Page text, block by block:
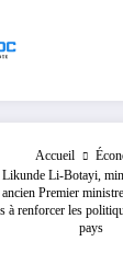
Accueil
Li-Botayi,
Premier
à renforcer les
pays